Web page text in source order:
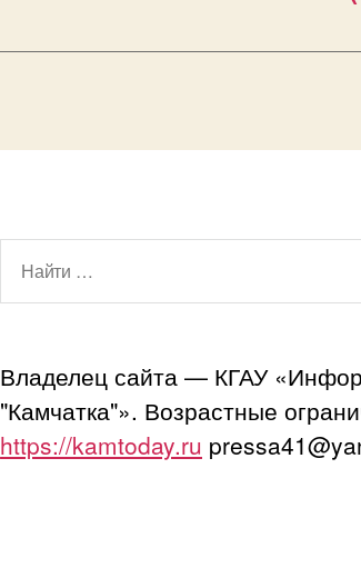
Владелец сайта — КГАУ
"Камчатка"». Возрастные
https://kamtoday.ru